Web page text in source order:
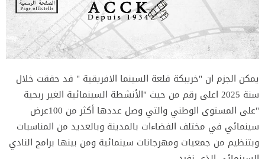
يمكن الجزم ان "خريبكة قلعة السينما الافريقية " قد حققت خلال
سنة 2025 اعلى رقم من حيث "الأنشطة السينمائية الغير ربحية
"على المستوى الوطني والتي وصل عددها أكثر من 100عرض
سينمائي في مختلف الفضاءات بالمدينة وبالعديد من المناسبات
وبتنظيم من جمعيات ومهرجانات سينمائية ومن بينها برامج النادي